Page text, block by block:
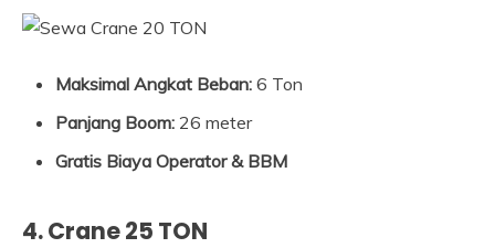
Maksimal Angkat Beban: 6 Ton
Panjang Boom: 26 meter
Gratis Biaya Operator & BBM
4. Crane 25 TON